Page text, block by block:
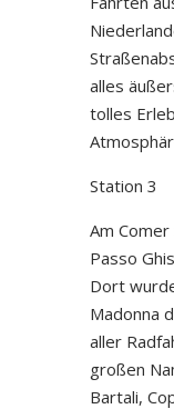
alles
tolles
Station 3
Am
Passo
Dort
Madonna
aller
großen
Bartali,